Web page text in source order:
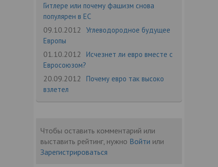
Гитлере или почему фашизм снова
популярен в ЕС
09.10.2012
Углеводородное будущее
Европы
01.10.2012
Исчезнет ли евро вместе с
Евросоюзом?
20.09.2012
Почему евро так высоко
взлетел
Чтобы оставить комментарий или
выставить рейтинг, нужно Войти или
Зарегистрироваться